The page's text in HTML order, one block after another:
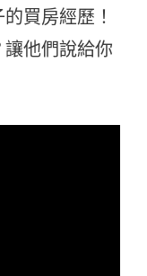
買房經歷！
他們說給你